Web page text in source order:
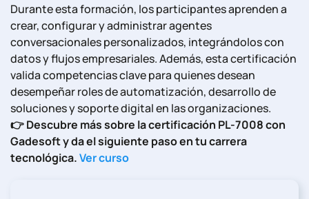
Durante esta formación, los participantes aprenden a
crear, configurar y administrar agentes
conversacionales personalizados, integrándolos con
datos y flujos empresariales. Además, esta certificación
valida competencias clave para quienes desean
desempeñar roles de automatización, desarrollo de
soluciones y soporte digital en las organizaciones.
👉 Descubre más sobre la certificación PL-7008 con
Gadesoft y da el siguiente paso en tu carrera
tecnológica.Ver curso